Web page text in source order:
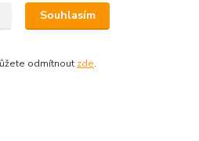
Souhlasím
odmítnout zde.